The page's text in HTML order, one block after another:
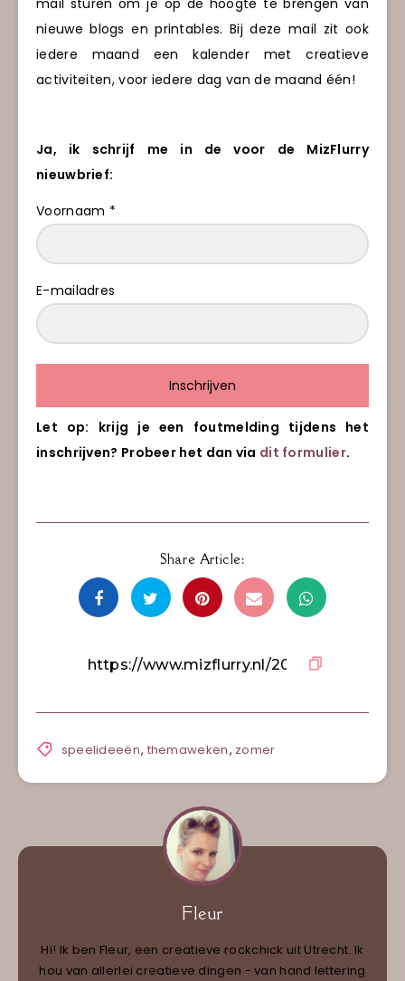
nieuwe blogs en printables. Bij deze mail zit ook
iedere maand een kalender met creatieve
activiteiten, voor iedere dag van de maand één!
Ja, ik schrijf me in de voor de MizFlurry
nieuwbrief:
Voornaam *
E-mailadres
Inschrijven
Let op: krijg je een foutmelding tijdens het
inschrijven? Probeer het dan via dit formulier.
Share Article:
speelideeën, themaweken, zomer
Fleur
Hi! Ik ben Fleur, een creatieve rockchick uit Utrecht. Ik
hou van allerlei creatieve dingen - van hand lettering